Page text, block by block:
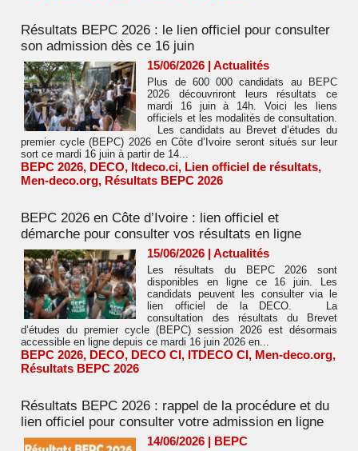
Résultats BEPC 2026 : le lien officiel pour consulter
son admission dès ce 16 juin
15/06/2026 |Actualités
Plus de 600 000 candidats au BEPC
2026 découvriront leurs résultats ce
mardi 16 juin à 14h. Voici les liens
officiels et les modalités de consultation.
Les candidats au Brevet d’études du
premier cycle (BEPC) 2026 en Côte d’Ivoire seront situés sur leur
sort ce mardi 16 juin à partir de 14...
BEPC 2026, DECO, Itdeco.ci, Lien officiel de résultats,
Men-deco.org, Résultats BEPC 2026
BEPC 2026 en Côte d’Ivoire : lien officiel et
démarche pour consulter vos résultats en ligne
15/06/2026 |Actualités
Les résultats du BEPC 2026 sont
disponibles en ligne ce 16 juin. Les
candidats peuvent les consulter via le
lien officiel de la DECO. La
consultation des résultats du Brevet
d’études du premier cycle (BEPC) session 2026 est désormais
accessible en ligne depuis ce mardi 16 juin 2026 en...
BEPC 2026, DECO, DECO CI, ITDECO CI, Men-deco.org,
Résultats BEPC 2026
Résultats BEPC 2026 : rappel de la procédure et du
lien officiel pour consulter votre admission en ligne
14/06/2026 | BEPC